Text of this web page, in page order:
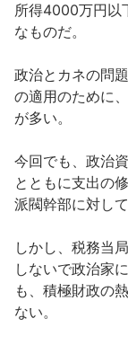
所得4000万円以
なものだ。
政治とカネの問
の適用のために
が多い。
今回でも、政治
とともに支出の
派閥幹部に対し
しかし、税務当
しないで政治家
も、積極財政の
ない。